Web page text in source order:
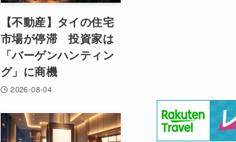
【不動産】タイの住宅
市場が停滞 投資家は
「バーゲンハンティン
グ」に商機
2026-08-04